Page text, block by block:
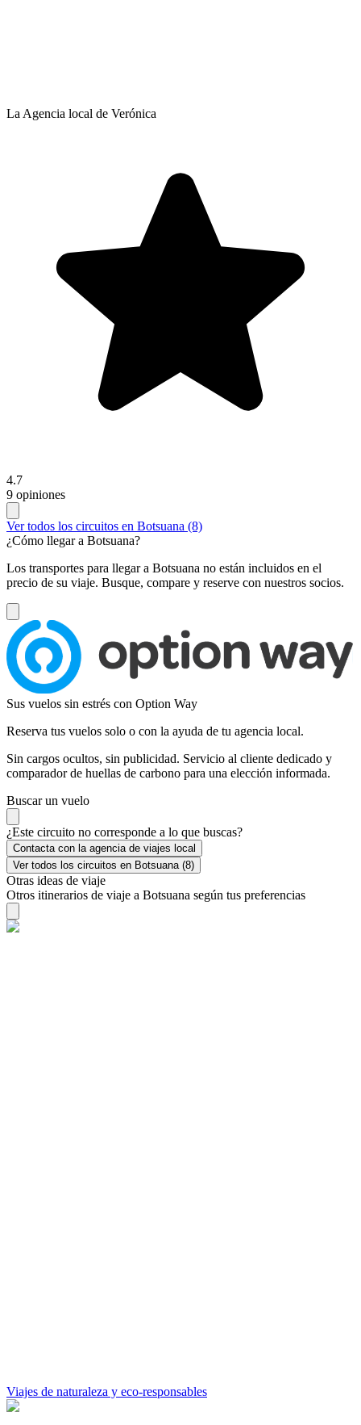
La Agencia local de Verónica
4.7
9 opiniones
Ver todos los circuitos en Botsuana (8)
¿Cómo llegar a Botsuana?
Los transportes para llegar a Botsuana no están incluidos en el
precio de su viaje. Busque, compare y reserve con nuestros socios.
Sus vuelos sin estrés con Option Way
Reserva tus vuelos solo o con la ayuda de tu agencia local.
Sin cargos ocultos, sin publicidad. Servicio al cliente dedicado y
comparador de huellas de carbono para una elección informada.
Buscar un vuelo
¿Este circuito no corresponde a lo que buscas?
Contacta con la agencia de viajes local
Ver todos los circuitos en Botsuana (8)
Otras ideas de viaje
Otros itinerarios de viaje a Botsuana según tus preferencias
Viajes de naturaleza y eco-responsables